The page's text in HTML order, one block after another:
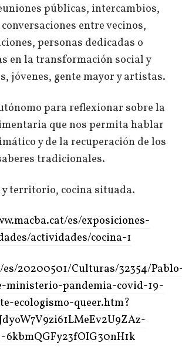
públicas, intercambios,
entre vecinos,
personas dedicadas o
en la transformación social y
jóvenes, gente mayor y artistas.
para reflexionar sobre la
que nos permita hablar
y de la recuperación de los
tradicionales.
y territorio, cocina situada.
es/exposiciones-
actividades/cocina-1
20200501/Culturas/32354/
ministerio-pandemia-covid-19-
ecologismo-queer.htm?
6kbmQGFy23fOIG30nH1k